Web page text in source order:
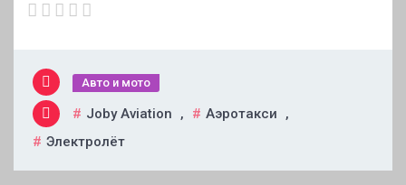
Авто и мото
Joby Aviation , Аэротакси
,
Электролёт